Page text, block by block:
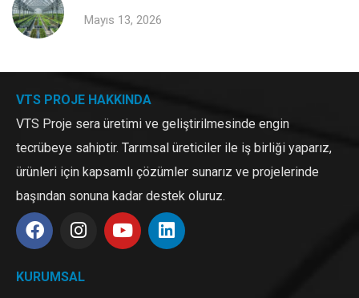
Mayıs 13, 2026
VTS PROJE HAKKINDA
VTS Proje sera üretimi ve geliştirilmesinde engin
tecrübeye sahiptir. Tarımsal üreticiler ile iş birliği yaparız,
ürünleri için kapsamlı çözümler sunarız ve projelerinde
başından sonuna kadar destek oluruz.
KURUMSAL